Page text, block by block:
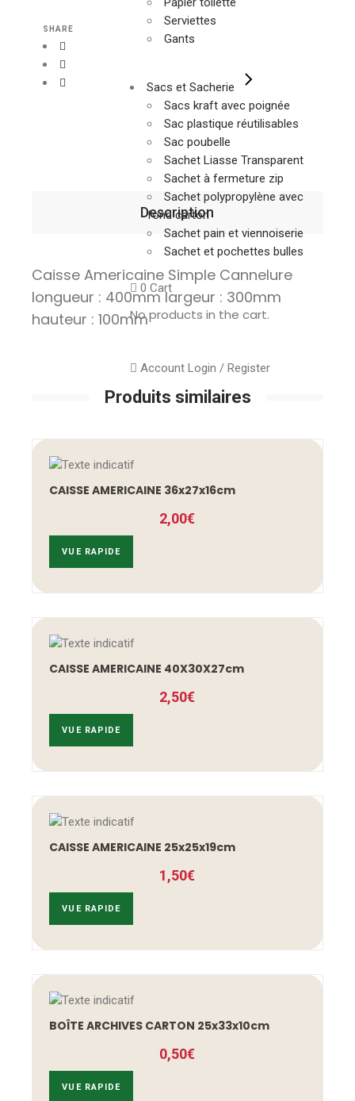
Serviettes
Gants
Sacs et Sacherie
Sacs kraft avec poignée
Sac plastique réutilisables
Sac poubelle
Sachet Liasse Transparent
Sachet à fermeture zip
Sachet polypropylène avec
fond carton
Sachet pain et viennoiserie
Sachet et pochettes bulles
0 Cart
No products in the cart.
Account Login / Register
SHARE
Description
Caisse Americaine Simple Cannelure
longueur : 400mm largeur : 300mm
hauteur : 100mm
Produits similaires
CAISSE AMERICAINE 36x27x16cm
2,00€
VUE RAPIDE
CAISSE AMERICAINE 40X30X27cm
2,50€
VUE RAPIDE
CAISSE AMERICAINE 25x25x19cm
1,50€
VUE RAPIDE
BOÎTE ARCHIVES CARTON 25x33x10cm
0,50€
VUE RAPIDE